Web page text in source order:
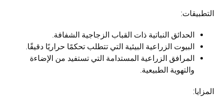
التطبيقات:
الحدائق النباتية ذات القباب الزجاجية الشفافة.
البيوت الزراعية البيئية التي تتطلب تحكمًا حراريًا دقيقًا.
المرافق الزراعية المستدامة التي تستفيد من الإضاءة
والتهوية الطبيعية.
المزايا: